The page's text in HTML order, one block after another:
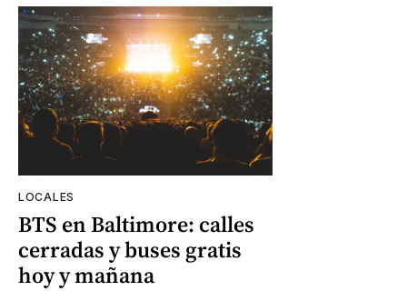
LOCALES
BTS en Baltimore: calles
cerradas y buses gratis
hoy y mañana